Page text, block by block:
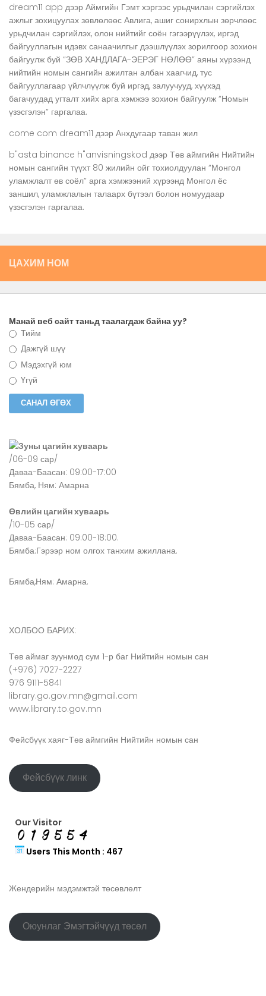
dream11 app дээр Аймгийн Гэмт хэргээс урьдчилан сэргийлэх
ажлыг зохицуулах зөвлөлөөс Авлига, ашиг сонирхлын зөрчлөөс
урьдчилан сэргийлэх, олон нийтийг соён гэгээрүүлэх, иргэд
байгууллагын идэвх санаачилгыг дээшлүүлэх зорилгоор зохион
байгуулж буй “ЗӨВ ХАНДЛАГА-ЭЕРЭГ НӨЛӨӨ” аяны хүрээнд
нийтийн номын сангийн ажилтан албан хаагчид, тус
байгууллагаар үйлчлүүлж буй иргэд, залуучууд, хүүхэд
багачуудад угталт хийх арга хэмжээ зохион байгуулж “Номын
үзэсгэлэн” гаргалаа.
come com dream11 дээр Анхдугаар таван жил
b"asta binance h"anvisningskod дээр Төв аймгийн Нийтийн
номын сангийн түүхт 80 жилийн ойг тохиолдуулан “Монгол
уламжлалт өв соёл” арга хэмжээний хүрээнд Монгол ёс
заншил, уламжлалын талаарх бүтээл болон номуудаар
үзэсгэлэн гаргалаа.
ЦАХИМ НОМ
Манай веб сайт таньд таалагдаж байна уу?
Тийм
Дажгүй шүү
Мэдэхгүй юм
Үгүй
Зуны цагийн хуваарь
/06-09 сар/
Даваа-Баасан: 09:00-17:00
Бямба, Ням: Амарна
Өвлийн цагийн хуваарь
/10-05 сар/
Даваа-Баасан: 09:00-18:00.
Бямба:Гэрээр ном олгох танхим ажиллана.
Бямба,Ням: Амарна.
ХОЛБОО БАРИХ:
Төв аймаг зуунмод сум 1-р баг Нийтийн номын сан
(+976) 7027-2227
976 9111-5841
library.go.gov.mn@gmail.com
www.library.to.gov.mn
Фейсбүүк хаяг-Төв аймгийн Нийтийн номын сан
Фейсбүүк линк
Our Visitor
Users This Month : 467
Жендерийн мэдэмжтэй төсөвлөлт
Оюунлаг Эмэгтэйчүүд төсөл